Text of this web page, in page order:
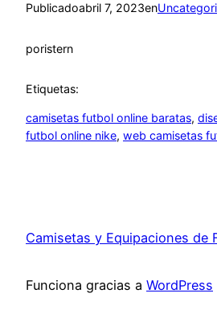
Publicadoabril 7, 2023en
poristern
Etiquetas:
camisetas futbol online baratas,
futbol online nike, web camisetas
Camisetas y Equipaciones de
Funciona gracias a WordPress